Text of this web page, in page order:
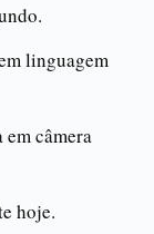
linguagem
em câmera
hoje.